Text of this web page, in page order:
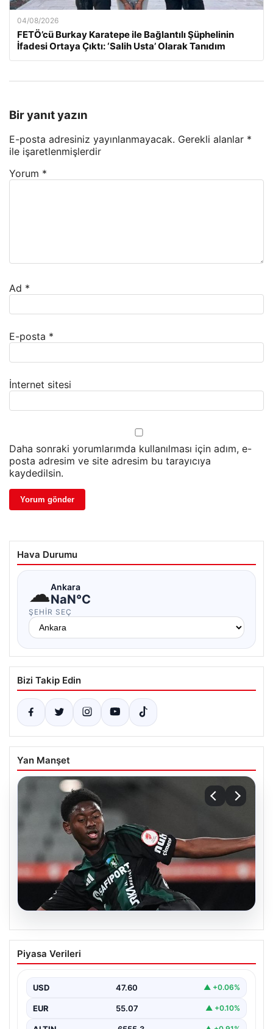
04/08/2026
FETÖ’cü Burkay Karatepe ile Bağlantılı Şüphelinin
İfadesi Ortaya Çıktı: ‘Salih Usta’ Olarak Tanıdım
Bir yanıt yazın
E-posta adresiniz yayınlanmayacak. Gerekli alanlar *
ile işaretlenmişlerdir
Yorum *
Ad *
E-posta *
İnternet sitesi
Daha sonraki yorumlarımda kullanılması için adım, e-
posta adresim ve site adresim bu tarayıcıya
kaydedilsin.
Hava Durumu
☁Ankara
NaN°C
ŞEHIR SEÇ
Bizi Takip Edin
Yan Manşet
Süper Lig’de görülmemiş olay! Aşık
olduğu için kampı terk etti
Piyasa Verileri
USD 47.60 ▲ +0.06%
EUR 55.07 ▲ +0.10%